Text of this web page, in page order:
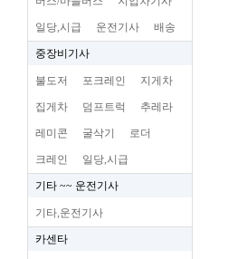
일당,시급 운전기사 배송
중장비기사
불도저 포크레인 지게차
집게차 덤프트럭 추레라
레미콘 굴삭기 로더
크레인 일당,시급
기타 ~~ 운전기사
기타,운전기사
카센타